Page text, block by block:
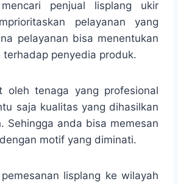
penjual lisplang ukir
pelayanan yang
pelayanan bisa menentukan
penyedia produk.
oleh tenaga yang profesional
saja kualitas yang dihasilkan
Sehingga anda bisa memesan
motif yang diminati.
lisplang ke wilayah